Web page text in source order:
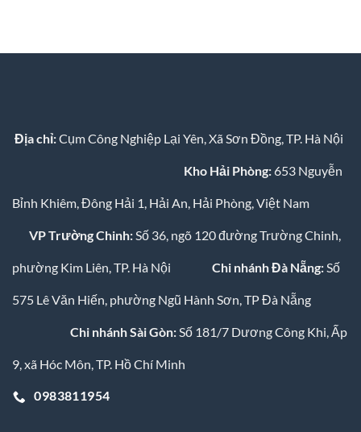
Địa chỉ:Cụm Công Nghiệp Lại Yên, Xã Sơn Đồng, TP. Hà Nội
Kho Hải Phòng: 653 Nguyễn
Bỉnh Khiêm, Đông Hải 1, Hải An, Hải Phòng, Việt Nam
VP Trường Chinh:Số 36, ngõ 120 đường Trường Chinh,
phường Kim Liên, TP. Hà Nội Chi nhánh Đà Nẵng:Số
575 Lê Văn Hiến, phường Ngũ Hành Sơn, TP Đà Nẵng
Chi nhánh Sài Gòn:Số 181/7 Dương Công Khi, Ấp
9, xã Hóc Môn, TP. Hồ Chí Minh
0983811954